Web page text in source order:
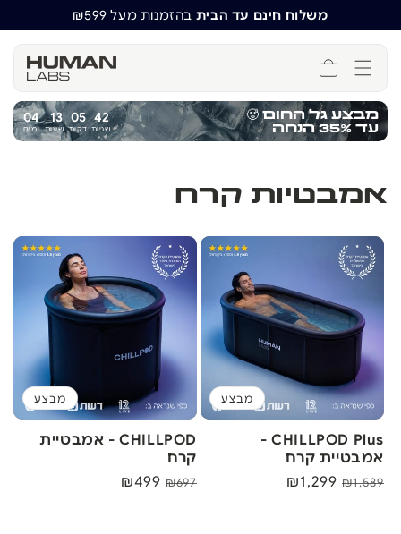
משלוח חינם עד הבית בהזמנות מעל ₪599
סל
קניות
מבצע גל החום🥵
עד 35% הנחה
04
ימים
13
שעות
05
דקות
42
שניות
אמבטיות קרח
מבצע
CHILLPOD - אמבטיית
קרח
מחיר
₪697 מחיר
₪499
מבצע
CHILLPOD Plus -
אמבטיית קרח
מחיר
₪1,589 מחיר
₪1,299